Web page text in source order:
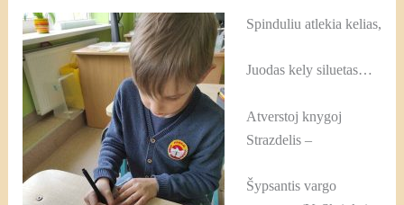
Spinduliu atlekia kelias,
Juodas kely siluetas…
Atverstoj knygoj
Strazdelis –
Šypsantis vargo